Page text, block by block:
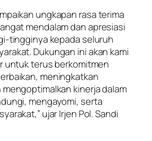
ungkapan rasa terima
mendalam dan apresiasi
tingginya kepada seluruh
Dukungan ini akan kami
untuk terus berkomitmen
meningkatkan
mengoptimalkan kinerja dalam
mengayomi, serta
ujar Irjen Pol. Sandi